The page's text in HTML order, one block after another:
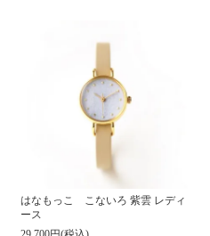
はなもっこ こないろ 紫雲 レディ
ース